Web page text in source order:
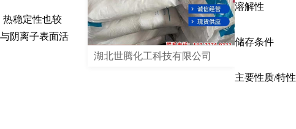
湖北世腾化工科技有限公司
热稳定性也较
阴离子表面活
溶解性
储存条件
主要性质/特性